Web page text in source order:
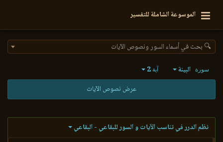
الموسوعة الشاملة للتفسير
🔍 بحث في أسماء السور ونصوص الآيات
سورة البينة آية 2
عرض نصوص الآيات
نظم الدرر في تناسب الآيات و السور للبقاعي - البقاعي